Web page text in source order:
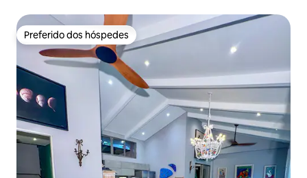
Preferido dos hóspedes
Preferido dos hóspedes